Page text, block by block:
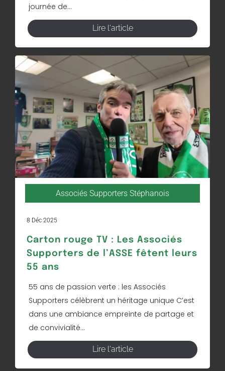
journée de...
Lire l'article
Associés Supporters Stéphanois
8 Déc 2025
Carton rouge TV : Les Associés
Supporters de l’ASSE fêtent leurs
55 ans
55 ans de passion verte : les Associés
Supporters célèbrent un héritage unique C’est
dans une ambiance empreinte de partage et
de convivialité...
Lire l'article